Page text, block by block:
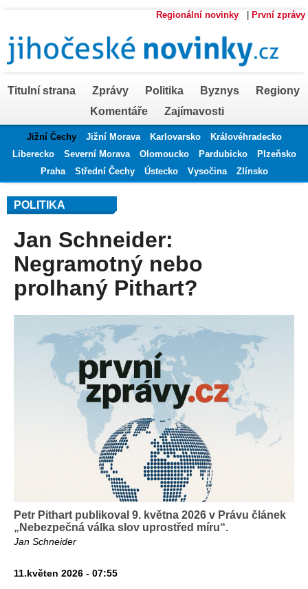
Regionální novinky První zprávy
Titulní strana Zprávy Politika Byznys
Regiony
Komentáře
Zajímavosti
Jižní Čechy Jižní Morava Karlovarsko
Královéhradecko
Liberecko
Severní Morava Olomoucko Pardubicko
Plzeňsko
Praha
Střední Čechy Ústecko Vysočina Zlínsko
POLITIKA
Jan Schneider:
Negramotný nebo
prolhaný Pithart?
Petr Pithart publikoval 9. května 2026 v Právu článek
„Nebezpečná válka slov uprostřed míru“.
Jan Schneider
11.květen 2026 - 07:55